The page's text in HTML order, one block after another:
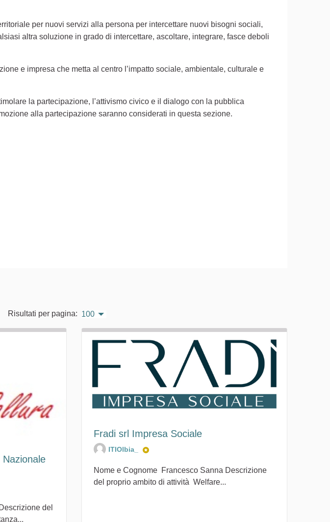
per nuovi servizi alla persona per intercettare nuovi bisogni sociali,
altra soluzione in grado di intercettare, ascoltare, integrare, fasce deboli
e impresa che metta al centro l’impatto sociale, ambientale, culturale e
la partecipazione, l’attivismo civico e il dialogo con la pubblica
alla partecipazione saranno considerati in questa sezione.
Risultati per pagina: 100
del
Fradi srl Impresa Sociale
ITIOlbia_
Nome e Cognome Francesco Sanna Descrizione
del proprio ambito di attività Welfare...